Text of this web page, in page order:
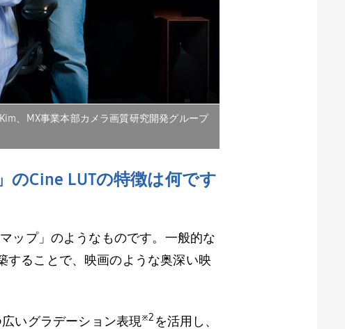
、MX事業本部カメラ画質研究開発グループ
のCine LUTの特徴は何です
ップ」のようなものです。一般的な
することで、映画のような奥深い映
いグラデーション表現※2 を活用し、